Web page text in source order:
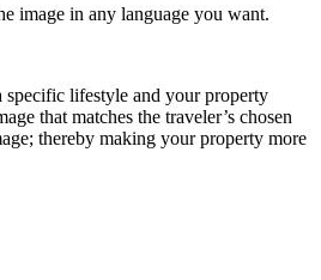
image in any language you want.
lifestyle and your property
that matches the traveler’s chosen
thereby making your property more